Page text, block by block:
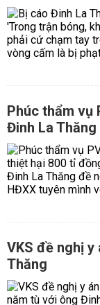
Phúc thẩm vụ
Đinh La
VKS đề nghị y
Thăng